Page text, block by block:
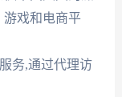
游戏和电商平
务,通过代理访